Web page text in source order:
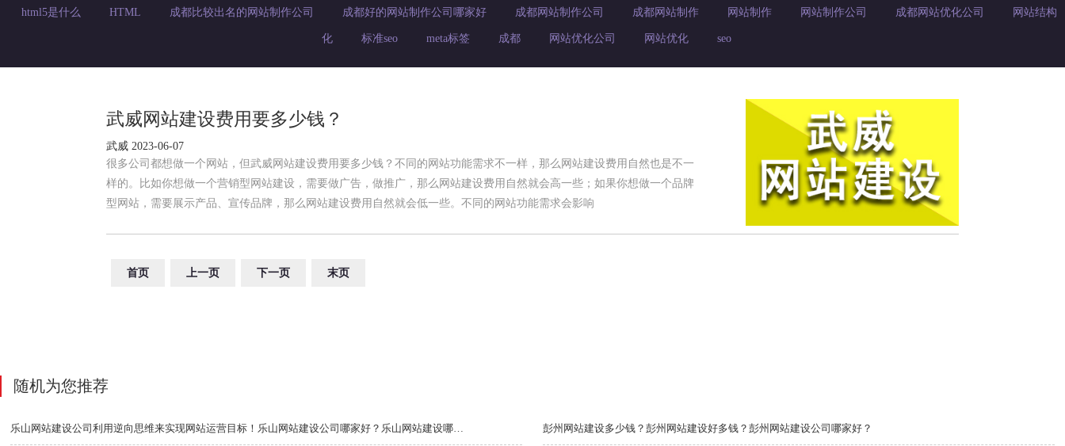
html5是什么 HTML 成都比较出名的网站制作公司 成都好的网站制作公司哪家好 成都网站制作公司 成都网站制作 网站制作 网站制作公司 成都网站优化公司 网站结构
化 标准seo meta标签 成都 网站优化公司 网站优化 seo
武威网站建设费用要多少钱？
武威 2023-06-07
很多公司都想做一个网站，但武威网站建设费用要多少钱？不同的网站功能需求不一样，那么网站建设费用自然也是不一
样的。比如你想做一个营销型网站建设，需要做广告，做推广，那么网站建设费用自然就会高一些；如果你想做一个品牌
型网站，需要展示产品、宣传品牌，那么网站建设费用自然就会低一些。不同的网站功能需求会影响
首页 上一页 下一页 末页
随机为您推荐
乐山网站建设公司利用逆向思维来实现网站运营目标！乐山网站建设公司哪家好？乐山网站建设哪公司好？ 彭州网站建设多少钱？彭州网站建设好多钱？彭州网站建设公司哪家好？